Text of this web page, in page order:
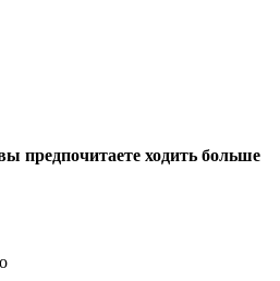
предпочитаете ходить больше